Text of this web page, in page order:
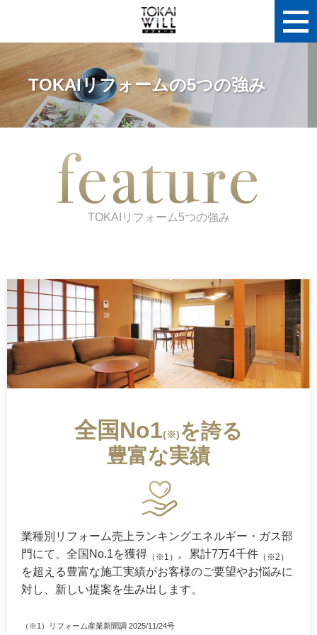
TOKAIリフォームの5つの強み
TOKAIリフォーム5つの強み
全国No1(※) を誇る
豊富な実績
業種別リフォーム売上ランキングエネルギー・ガス部
門にて、全国No.1を獲得 （※1） 。累計7万4千件 （※2）
を超える豊富な施工実績がお客様のご要望やお悩みに
対し、新しい提案を生み出します。
（※1）リフォーム産業新聞調 2025/11/24号